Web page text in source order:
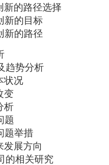
新的路径选择
新的目标
新的路径
趋势分析
状况
变
析
题
题举措
发展方向
的相关研究